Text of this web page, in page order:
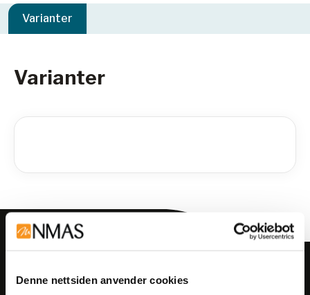
Denne nettsiden anvender cookies
Varianter
Varianter
Meld deg på vårt nyhetsbrev!